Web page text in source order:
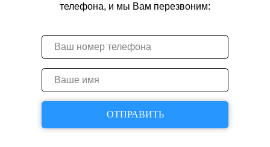
ОТПРАВИТЬ
телефона, и мы Вам перезвоним: